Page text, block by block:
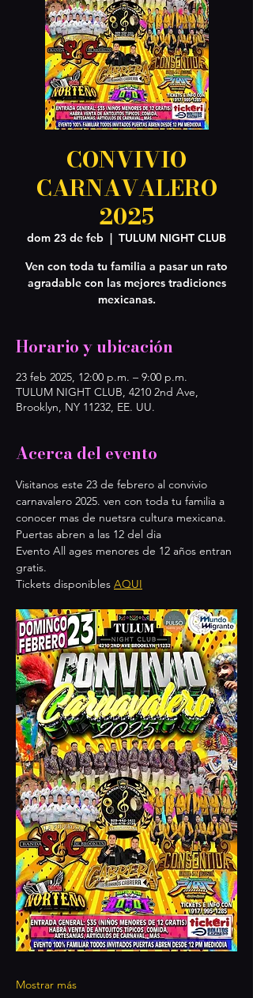
CONVIVIO
CARNAVALERO
2025
dom 23 de feb
  |
TULUM NIGHT CLUB
Ven con toda tu familia a pasar un rato
agradable con las mejores tradiciones
mexicanas.
Horario y ubicación
23 feb 2025, 12:00 p.m. – 9:00 p.m.
TULUM NIGHT CLUB, 4210 2nd Ave,
Brooklyn, NY 11232, EE. UU.
Acerca del evento
Visitanos este 23 de febrero al convivio
carnavalero 2025. ven con toda tu familia a
conocer mas de nuetsra cultura mexicana.
Puertas abren a las 12 del dia
Evento All ages menores de 12 años entran
gratis.
Tickets disponibles AQUI
Mostrar más